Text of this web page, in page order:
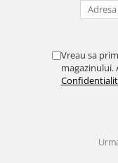
Vreau sa
magazinului.